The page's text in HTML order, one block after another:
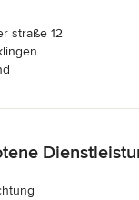
straße 12